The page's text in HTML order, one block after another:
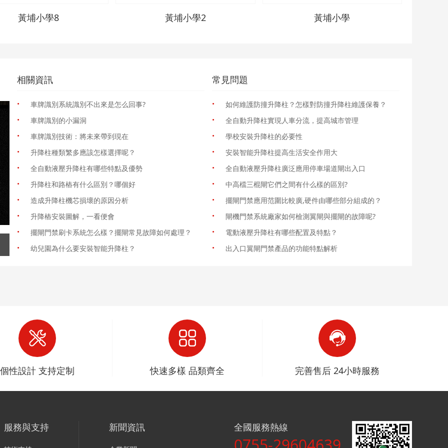
黃埔小學8 黃埔小學2 黃埔小學
相關資訊
·
車牌識別系統識別不出來是怎么回事?
· 車牌識別的小漏洞
· 車牌識別技術：將未來帶到現在
· 升降柱種類繁多應該怎樣選擇呢？
· 全自動液壓升降柱有哪些特點及優勢
· 升降柱和路樁有什么區別？哪個好
· 造成升降柱機芯損壞的原因分析
· 升降樁安裝圖解，一看便會
· 擺閘門禁刷卡系統怎么樣？擺閘常見故障如何處理？
· 幼兒園為什么要安裝智能升降柱？
常見問題
·
如何維護防撞升降柱？怎樣對防撞升降柱維護保養？
· 全自動升降柱實現人車分流，提高城市管理
· 學校安裝升降柱的必要性
· 安裝智能升降柱提高生活安全作用大
· 全自動液壓升降柱廣泛應用停車場道閘出入口
· 中高檔三棍閘它們之間有什么樣的區別?
· 擺閘門禁應用范圍比較廣,硬件由哪些部分組成的？
· 閘機門禁系統廠家如何檢測翼閘與擺閘的故障呢?
· 電動液壓升降柱有哪些配置及特點？
· 出入口翼閘門禁產品的功能特點解析
個性設計 支持定制 快速多樣 品類齊全 完善售后 24小時服務
服務與支持 新聞資訊 全國服務熱線